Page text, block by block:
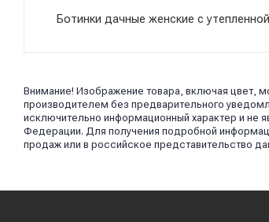
Ботинки дачные женские с
Внимание! Изображение товара, включая цвет,
производителем без предварительного
исключительно информационный характер и не
Федерации. Для получения подробной
продаж или в российское представительство